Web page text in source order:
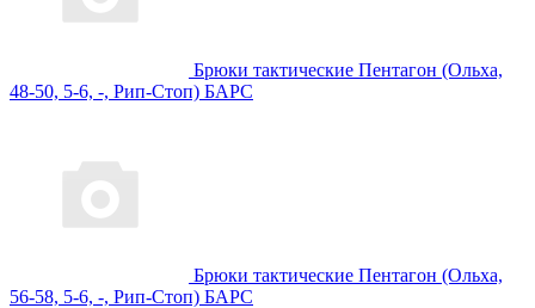
Брюки тактические Пентагон (Ольха,
48-50, 5-6, -, Рип-Стоп) БАРС
Брюки тактические Пентагон (Ольха,
56-58, 5-6, -, Рип-Стоп) БАРС